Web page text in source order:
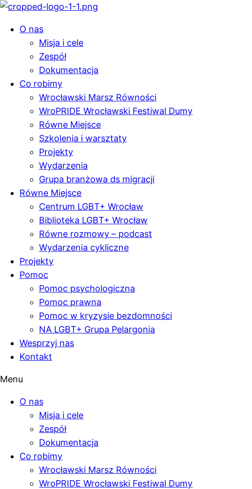
O nas
Misja i cele
Zespół
Dokumentacja
Co robimy
Wrocławski Marsz Równości
WroPRIDE Wrocławski Festiwal Dumy
Równe Miejsce
Szkolenia i warsztaty
Projekty
Wydarzenia
Grupa branżowa ds migracji
Równe Miejsce
Centrum LGBT+ Wrocław
Biblioteka LGBT+ Wrocław
Równe rozmowy – podcast
Wydarzenia cykliczne
Projekty
Pomoc
Pomoc psychologiczna
Pomoc prawna
Pomoc w kryzysie bezdomności
NA LGBT+ Grupa Pelargonia
Wesprzyj nas
Kontakt
Menu
O nas
Misja i cele
Zespół
Dokumentacja
Co robimy
Wrocławski Marsz Równości
WroPRIDE Wrocławski Festiwal Dumy